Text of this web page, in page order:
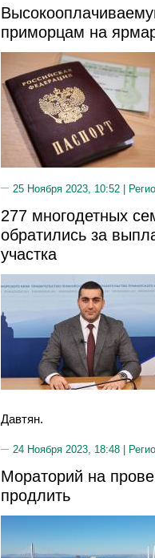
приморцам на
25 Ноября 2023, 10:52 |
277 многодетных
обратились за
участка
Давтян.
24 Ноября 2023, 18:48 |
Мораторий на
продлить